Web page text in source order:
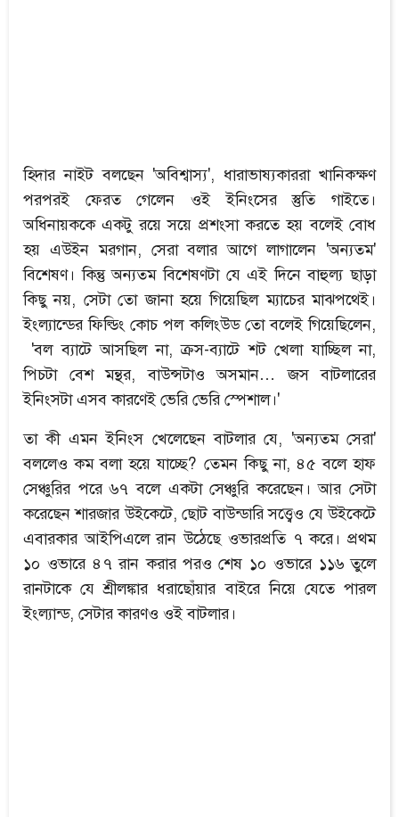
হিদার নাইট বলছেন 'অবিশ্বাস্য', ধারাভাষ্যকাররা খানিকক্ষণ
পরপরই ফেরত গেলেন ওই ইনিংসের স্তুতি গাইতে।
অধিনায়ককে একটু রয়ে সয়ে প্রশংসা করতে হয় বলেই বোধ
হয় এউইন মরগান, সেরা বলার আগে লাগালেন 'অন্যতম'
বিশেষণ। কিন্তু অন্যতম বিশেষণটা যে এই দিনে বাহুল্য ছাড়া
কিছু নয়, সেটা তো জানা হয়ে গিয়েছিল ম্যাচের মাঝপথেই।
ইংল্যান্ডের ফিল্ডিং কোচ পল কলিংউড তো বলেই গিয়েছিলেন,
'বল ব্যাটে আসছিল না, ক্রস-ব্যাটে শট খেলা যাচ্ছিল না,
পিচটা বেশ মন্থর, বাউন্সটাও অসমান… জস বাটলারের
ইনিংসটা এসব কারণেই ভেরি ভেরি স্পেশাল।'
তা কী এমন ইনিংস খেলেছেন বাটলার যে, 'অন্যতম সেরা'
বললেও কম বলা হয়ে যাচ্ছে? তেমন কিছু না, ৪৫ বলে হাফ
সেঞ্চুরির পরে ৬৭ বলে একটা সেঞ্চুরি করেছেন। আর সেটা
করেছেন শারজার উইকেটে, ছোট বাউন্ডারি সত্ত্বেও যে উইকেটে
এবারকার আইপিএলে রান উঠেছে ওভারপ্রতি ৭ করে। প্রথম
১০ ওভারে ৪৭ রান করার পরও শেষ ১০ ওভারে ১১৬ তুলে
রানটাকে যে শ্রীলঙ্কার ধরাছোঁয়ার বাইরে নিয়ে যেতে পারল
ইংল্যান্ড, সেটার কারণও ওই বাটলার।